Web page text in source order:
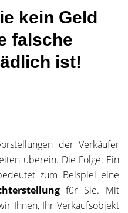
kein Geld
falsche
ist!
der Verkäufer
überein. Die Folge: Ein
zum Beispiel eine
für Sie. Mit
Ihnen, Ihr Verkaufsobjekt